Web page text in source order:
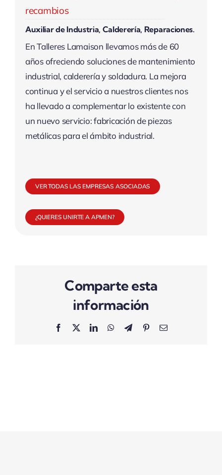
recambios
Auxiliar de Industria, Calderería, Reparaciones.
En Talleres Lamaison llevamos más de 60
años ofreciendo soluciones de mantenimiento
industrial, calderería y soldadura. La mejora
continua y el servicio a nuestros clientes nos
ha llevado a complementar lo existente con
un nuevo servicio: fabricación de piezas
metálicas para el ámbito industrial.
VER TODAS LAS EMPRESAS ASOCIADAS
¿QUIERES UNIRTE A APMEN?
Comparte esta
información
Facebook
X LinkedInWhatsAppTelegramPinterestCorreo